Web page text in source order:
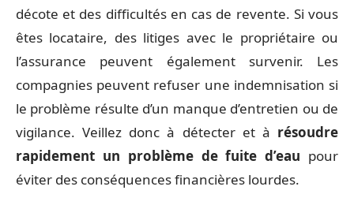
décote et des difficultés en cas de revente. Si vous
êtes locataire, des litiges avec le propriétaire ou
l’assurance peuvent également survenir. Les
compagnies peuvent refuser une indemnisation si
le problème résulte d’un manque d’entretien ou de
vigilance. Veillez donc à détecter et à résoudre
rapidement un problème de fuite d’eau pour
éviter des conséquences financières lourdes.